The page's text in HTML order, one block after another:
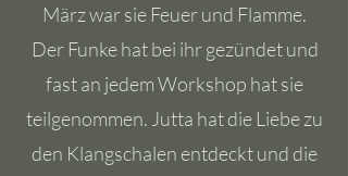
März war sie Feuer und Flamme.
Der Funke hat bei ihr gezündet und
fast an jedem Workshop hat sie
teilgenommen. Jutta hat die Liebe zu
den Klangschalen entdeckt und die